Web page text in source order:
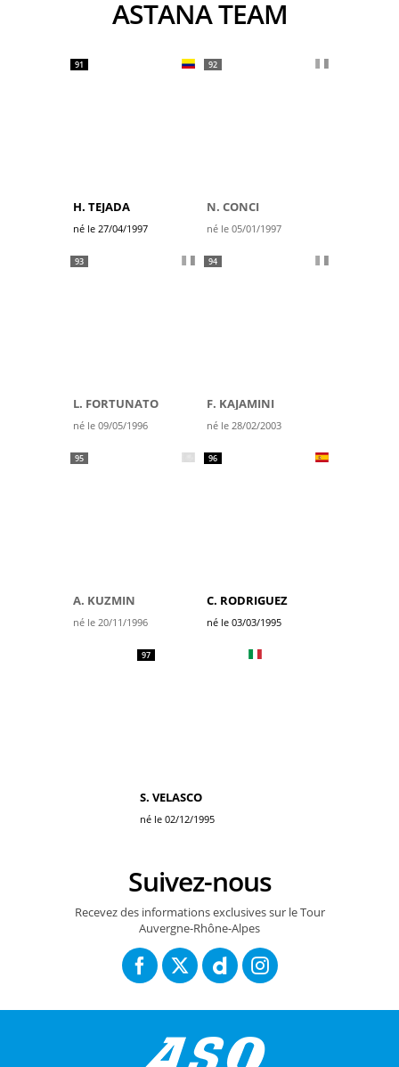
ASTANA TEAM
91
H. TEJADA
né le 27/04/1997
92
N. CONCI
né le 05/01/1997
93
L. FORTUNATO
né le 09/05/1996
94
F. KAJAMINI
né le 28/02/2003
95
A. KUZMIN
né le 20/11/1996
96
C. RODRIGUEZ
né le 03/03/1995
97
S. VELASCO
né le 02/12/1995
Suivez-nous
Recevez des informations exclusives sur le Tour
Auvergne-Rhône-Alpes